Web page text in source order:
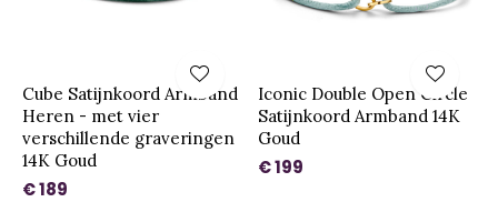
Cube Satijnkoord Armband
Heren - met vier
verschillende graveringen
14K Goud
€ 189
Iconic Double Open Circle
Satijnkoord Armband 14K
Goud
€ 199